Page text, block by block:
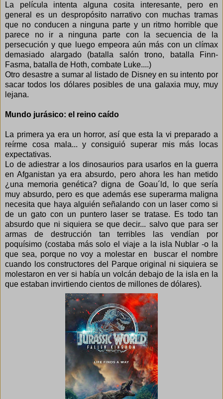
La película intenta alguna cosita interesante, pero en
general es un despropósito narrativo con muchas tramas
que no conducen a ninguna parte y un ritmo horrible que
parece no ir a ninguna parte con la secuencia de la
persecución y que luego empeora aún más con un clímax
demasiado alargado (batalla salón trono, batalla Finn-
Fasma, batalla de Hoth, combate Luke....)
Otro desastre a sumar al listado de Disney en su intento por
sacar todos los dólares posibles de una galaxia muy, muy
lejana.
Mundo jurásico: el reino caído
La primera ya era un horror, así que esta la vi preparado a
reírme cosa mala... y consiguió superar mis más locas
expectativas.
Lo de adiestrar a los dinosaurios para usarlos en la guerra
en Afganistan ya era absurdo, pero ahora les han metido
¿una memoria genética? digna de Goau´ld, lo que sería
muy absurdo, pero es que además ese superarma maligna
necesita que haya alguién señalando con un laser como si
de un gato con un puntero laser se tratase. Es todo tan
absurdo que ni siquiera se que decir... salvo que para ser
armas de destrucción tan terribles las vendían por
poquísimo (costaba más solo el viaje a la isla Nublar -o la
que sea, porque no voy a molestar en buscar el nombre
cuando los constructores del Parque original ni siquiera se
molestaron en ver si había un volcán debajo de la isla en la
que estaban invirtiendo cientos de millones de dólares).